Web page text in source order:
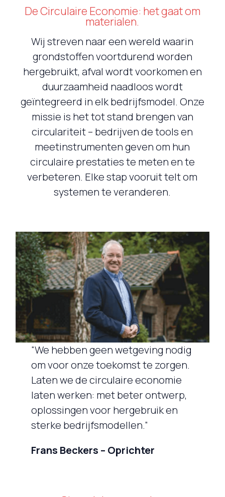
De Circulaire Economie: het gaat om
materialen.
Wij streven naar een wereld waarin
grondstoffen voortdurend worden
hergebruikt, afval wordt voorkomen en
duurzaamheid naadloos wordt
geïntegreerd in elk bedrijfsmodel. Onze
missie is het tot stand brengen van
circulariteit – bedrijven de tools en
meetinstrumenten geven om hun
circulaire prestaties te meten en te
verbeteren. Elke stap vooruit telt om
systemen te veranderen.
“We hebben geen wetgeving nodig
om voor onze toekomst te zorgen.
Laten we de circulaire economie
laten werken: met beter ontwerp,
oplossingen voor hergebruik en
sterke bedrijfsmodellen.”
Frans Beckers – Oprichter